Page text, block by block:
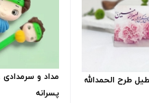
طرح الحمدالله
مداد و
پسرانه